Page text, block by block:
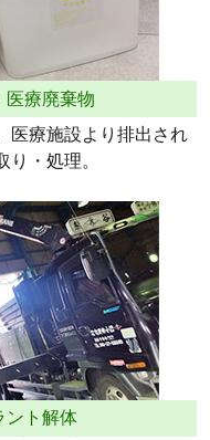
医療廃棄物
医療施設より排出され
・処理。
ント解体